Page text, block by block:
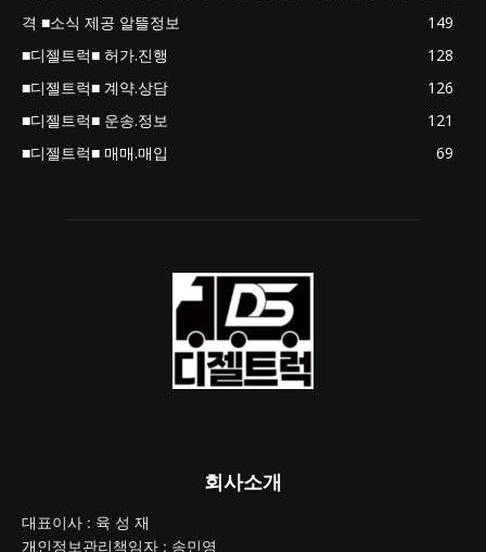
격 ■소식 제공 알뜰정보
149
■디젤트럭■ 허가.진행
128
■디젤트럭■ 계약.상담
126
■디젤트럭■ 운송.정보
121
■디젤트럭■ 매매.매입
69
회사소개
대표이사 : 육 성 재
개인정보관리책임자 : 송민영